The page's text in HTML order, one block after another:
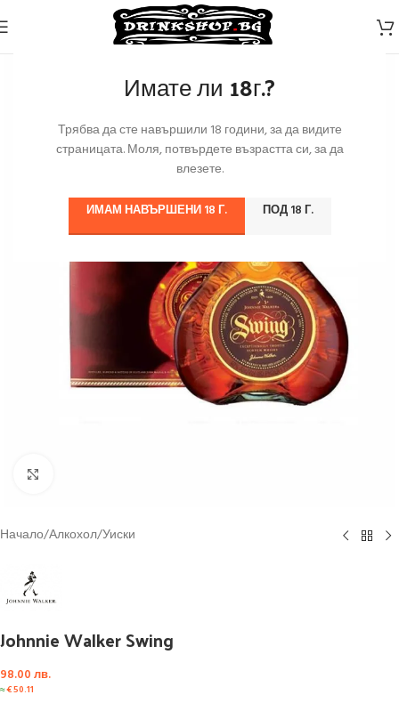
Имате ли 18г.?
Трябва да сте навършили 18 години, за да видите
страницата. Моля, потвърдете възрастта си, за да
влезете.
ИМАМ НАВЪРШЕНИ 18 Г. ПОД 18 Г.
Начало/Алкохол/Уиски
Johnnie Walker Swing
98.00 лв.
≈€50.11